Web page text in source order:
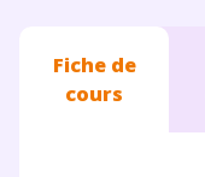
Fiche de
cours